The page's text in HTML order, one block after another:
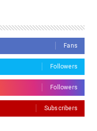
Fans
Followers
Followers
Subscribers